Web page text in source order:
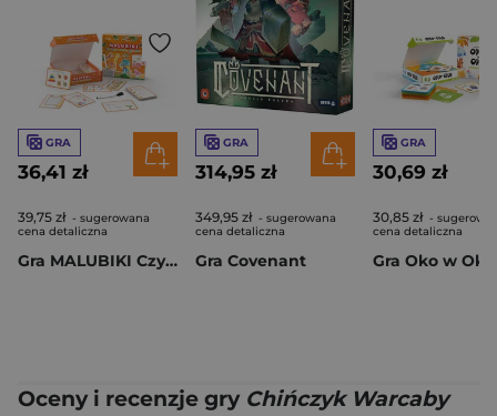
GRA
36,41 zł
39,75 zł - sugerowana
cena detaliczna
Gra MALUBIKI Czytam Piszę Koduję
GRA
314,95 zł
349,95 zł - sugerowana
cena detaliczna
Gra Covenant
GRA
30,69 zł
30,85 zł -
cena detaliczna
Oceny i recenzje gry Chińczyk Warcaby